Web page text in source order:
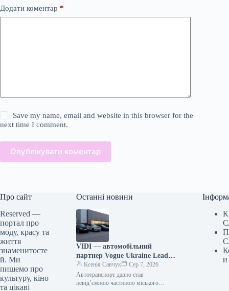
Додати коментар *
Save my name, email and website in this browser for the
next time I comment.
Опублікувати коментар
Про сайт
Reserved —
портал про
моду, красу та
життя
знаменитосте
й. Ми
пишемо про
культуру, кіно
та цікаві
Останні новини
VIDI — автомобільний
партнер Vogue Ukraine Leaders
Gala: які автомобілі будуть
представлені на заході
Ксенія Савчук
Сер 7, 2026
Автотранспорт давно став
невід’ємною частиною міського
и